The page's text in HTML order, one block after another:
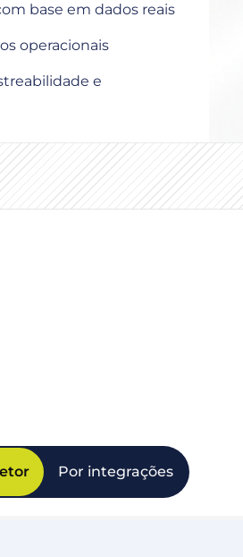
base em dados reais
operacionais
e
Por integrações